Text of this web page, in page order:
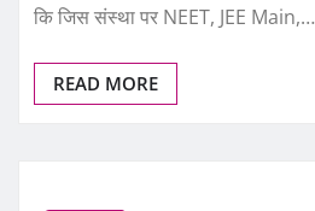
कि जिस संस्था पर NEET, JEE Main,…
READ MORE